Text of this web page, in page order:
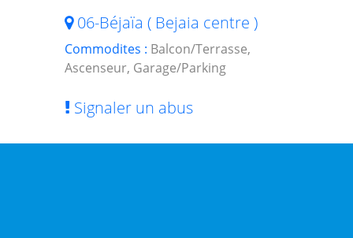
06-Béjaïa ( Bejaia centre )
Commodites : Balcon/Terrasse,
Ascenseur, Garage/Parking
Signaler un abus